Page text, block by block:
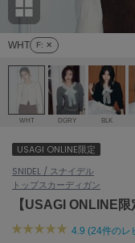
ョン雑貨 (865)
/ランジェリー (127)
ェア (121)
(124)
Ame no chi Hare
アメノチハレ
AMOMMA
アモマ
ánuans
アニュアンス
ànuke
アンヌーク
ASICS
アシックス
WHT F: ✕
WHT DGRY BLK
USAGI ONLINE限定
SNIDEL / スナイデル
トップスカーディガン
【USAGI ONLINE
4.9 (24件のレ